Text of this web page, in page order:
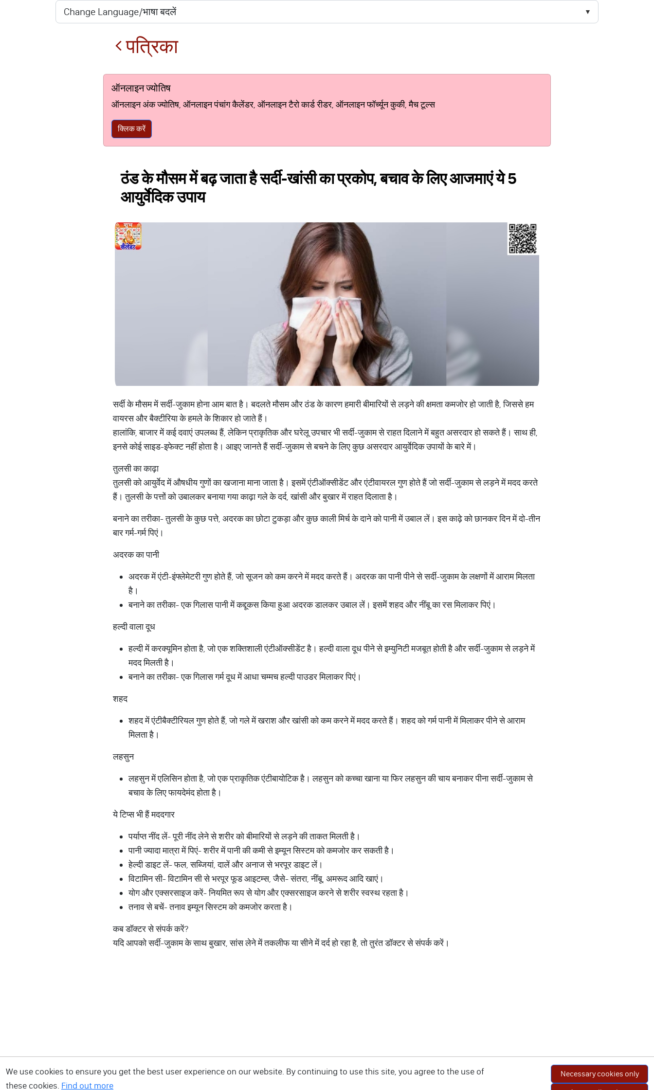
पत्रिका
ऑनलाइन ज्योतिष
ऑनलाइन अंक ज्योतिष, ऑनलाइन पंचांग कैलेंडर, ऑनलाइन टैरो कार्ड रीडर, ऑनलाइन फॉर्च्यून कुकी, मैच टूल्स
क्लिक करें
ठंड के मौसम में बढ़ जाता है सर्दी-खांसी का प्रकोप, बचाव के लिए आजमाएं ये 5
आयुर्वेदिक उपाय
सर्दी के मौसम में सर्दी-जुकाम होना आम बात है। बदलते मौसम और ठंड के कारण हमारी बीमारियों से लड़ने की क्षमता कमजोर हो जाती है, जिससे हम
वायरस और बैक्टीरिया के हमले के शिकार हो जाते हैं।
हालांकि, बाजार में कई दवाएं उपलब्ध हैं, लेकिन प्राकृतिक और घरेलू उपचार भी सर्दी-जुकाम से राहत दिलाने में बहुत असरदार हो सकते हैं। साथ ही,
इनसे कोई साइड-इफेक्ट नहीं होता है। आइए जानते हैं सर्दी-जुकाम से बचने के लिए कुछ असरदार आयुर्वेदिक उपायों के बारे में।
तुलसी का काढ़ा
तुलसी को आयुर्वेद में औषधीय गुणों का खजाना माना जाता है। इसमें एंटीऑक्सीडेंट और एंटीवायरल गुण होते हैं जो सर्दी-जुकाम से लड़ने में मदद करते
हैं। तुलसी के पत्तों को उबालकर बनाया गया काढ़ा गले के दर्द, खांसी और बुखार में राहत दिलाता है।
बनाने का तरीका- तुलसी के कुछ पत्ते, अदरक का छोटा टुकड़ा और कुछ काली मिर्च के दाने को पानी में उबाल लें। इस काढ़े को छानकर दिन में दो-तीन
बार गर्म-गर्म पिएं।
अदरक का पानी
अदरक में एंटी-इंफ्लेमेटरी गुण होते हैं, जो सूजन को कम करने में मदद करते हैं। अदरक का पानी पीने से सर्दी-जुकाम के लक्षणों में आराम मिलता
है।
बनाने का तरीका- एक गिलास पानी में कद्दूकस किया हुआ अदरक डालकर उबाल लें। इसमें शहद और नींबू का रस मिलाकर पिएं।
हल्दी वाला दूध
हल्दी में करक्यूमिन होता है, जो एक शक्तिशाली एंटीऑक्सीडेंट है। हल्दी वाला दूध पीने से इम्युनिटी मजबूत होती है और सर्दी-जुकाम से लड़ने में
मदद मिलती है।
बनाने का तरीका- एक गिलास गर्म दूध में आधा चम्मच हल्दी पाउडर मिलाकर पिएं।
शहद
शहद में एंटीबैक्टीरियल गुण होते हैं, जो गले में खराश और खांसी को कम करने में मदद करते हैं। शहद को गर्म पानी में मिलाकर पीने से आराम
मिलता है।
लहसुन
लहसुन में एलिसिन होता है, जो एक प्राकृतिक एंटीबायोटिक है। लहसुन को कच्चा खाना या फिर लहसुन की चाय बनाकर पीना सर्दी-जुकाम से
बचाव के लिए फायदेमंद होता है।
ये टिप्स भी हैं मददगार
पर्याप्त नींद लें- पूरी नींद लेने से शरीर को बीमारियों से लड़ने की ताकत मिलती है।
पानी ज्यादा मात्रा में पिएं- शरीर में पानी की कमी से इम्यून सिस्टम को कमजोर कर सकती है।
हेल्दी डाइट लें- फल, सब्जियां, दालें और अनाज से भरपूर डाइट लें।
विटामिन सी- विटामिन सी से भरपूर फूड आइटम्स, जैसे- संतरा, नींबू, अमरूद आदि खाएं।
योग और एक्सरसाइज करें- नियमित रूप से योग और एक्सरसाइज करने से शरीर स्वस्थ रहता है।
तनाव से बचें- तनाव इम्यून सिस्टम को कमजोर करता है।
कब डॉक्टर से संपर्क करें?
यदि आपको सर्दी-जुकाम के साथ बुखार, सांस लेने में तकलीफ या सीने में दर्द हो रहा है, तो तुरंत डॉक्टर से संपर्क करें।
We use cookies to ensure you get the best user experience on our website. By continuing to use this site, you agree to the use of
these cookies. Find out more
Necessary cookies only